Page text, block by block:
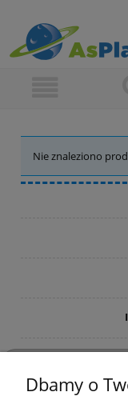
Nie znaleziono
Dbamy o